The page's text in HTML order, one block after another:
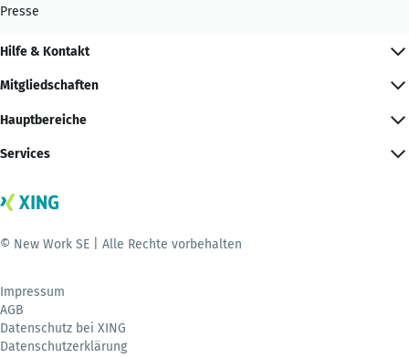
Presse
Hilfe & Kontakt
Mitgliedschaften
Hauptbereiche
Services
© New Work SE | Alle Rechte vorbehalten
Impressum
AGB
Datenschutz bei XING
Datenschutzerklärung